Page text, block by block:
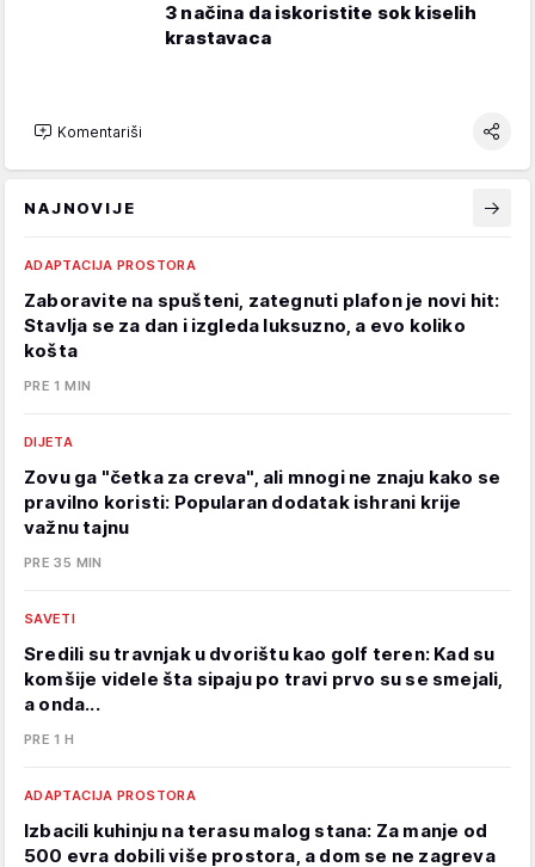
3 načina da iskoristite sok kiselih
krastavaca
Komentariši
NAJNOVIJE
ADAPTACIJA PROSTORA
Zaboravite na spušteni, zategnuti plafon je novi hit:
Stavlja se za dan i izgleda luksuzno, a evo koliko
košta
PRE 1 MIN
DIJETA
Zovu ga "četka za creva", ali mnogi ne znaju kako se
pravilno koristi: Popularan dodatak ishrani krije
važnu tajnu
PRE 35 MIN
SAVETI
Sredili su travnjak u dvorištu kao golf teren: Kad su
komšije videle šta sipaju po travi prvo su se smejali,
a onda...
PRE 1 H
ADAPTACIJA PROSTORA
Izbacili kuhinju na terasu malog stana: Za manje od
500 evra dobili više prostora, a dom se ne zagreva